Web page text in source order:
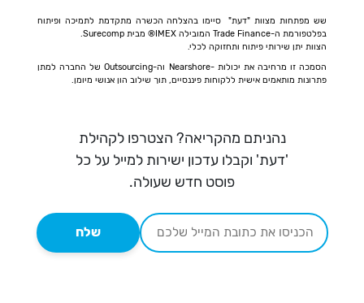
שש מפתחות מצוות "דעת" סיימו בהצלחה הכשרה מתקדמת לתמיכה ופיתוח
בפלטפורמת ה-Trade Finance המובילה IMEX® מבית Surecomp.
הצוות יתן שירותי פיתוח ותחזוקה לכלי.
הסמכה זו מרחיבה את יכולות -Nearshore וה-Outsourcing של החברה למתן
פתרונות מותאמים אישית ללקוחות פיננסיים, תוך שילוב הון אנושי מיומן.
נהניתם מהקריאה? הצטרפו לקהילת
'דעת' וקבלו עדכון ישירות למייל על כל
פוסט חדש שעולה.
שלח